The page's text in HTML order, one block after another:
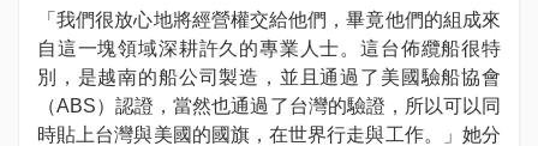
「我們很放心地將經營權交給他們，畢竟他們的組成來
自這一塊領域深耕許久的專業人士。這台佈纜船很特
別，是越南的船公司製造，並且通過了美國驗船協會
（ABS）認證，當然也通過了台灣的驗證，所以可以同
時貼上台灣與美國的國旗，在世界行走與工作。」她分